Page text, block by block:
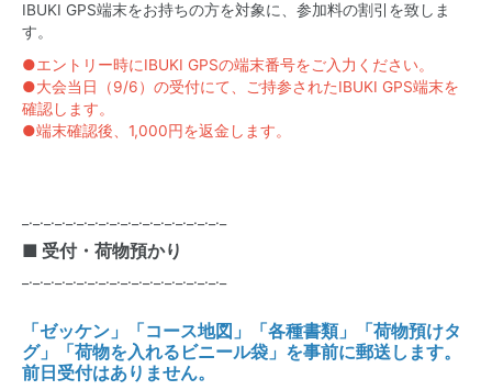
IBUKI GPS端末をお持ちの方を対象に、参加料の割引を致しま
す。
●エントリー時にIBUKI GPSの端末番号をご入力ください。
●大会当日（9/6）の受付にて、ご持参されたIBUKI GPS端末を
確認します。
●端末確認後、1,000円を返金します。
_._._._._._._._._._._._._._._._._._._
■ 受付・荷物預かり
_._._._._._._._._._._._._._._._._._._
「ゼッケン」「コース地図」「各種書類」「荷物預けタ
グ」「荷物を入れるビニール袋」を事前に郵送します。
前日受付はありません。